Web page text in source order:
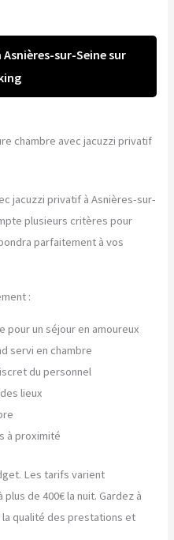
sur-Seine sur
chambre avec jacuzzi privatif
jacuzzi privatif à Asnières-sur-
plusieurs critères pour
parfaitement à vos
:
pour un séjour en amoureux
servi en chambre
du personnel
lieux
à proximité
Les tarifs varient
de 400€ la nuit. Gardez à
qualité des prestations et